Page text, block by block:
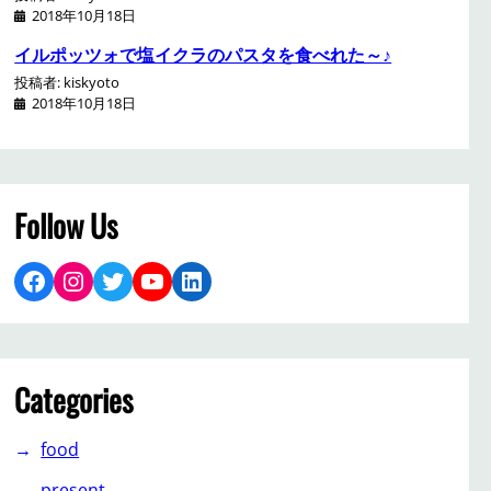
2018年10月18日
イルポッツォで塩イクラのパスタを食べれた～♪
投稿者: kiskyoto
2018年10月18日
Follow Us
Facebook Instagram Twitter YouTube LinkedIn
Categories
food